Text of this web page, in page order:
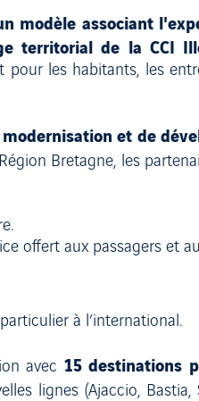
modèle associant
territorial de la CCI
les habitants, les
et de
Bretagne, les
offert aux passagers et
à l’international.
avec 15 destinations
lignes (Ajaccio, Bastia,